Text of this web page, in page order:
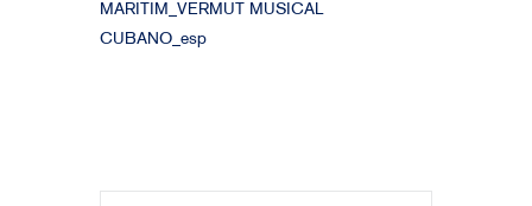
MARÍTIM_VERMUT MUSICAL
CUBANO_esp